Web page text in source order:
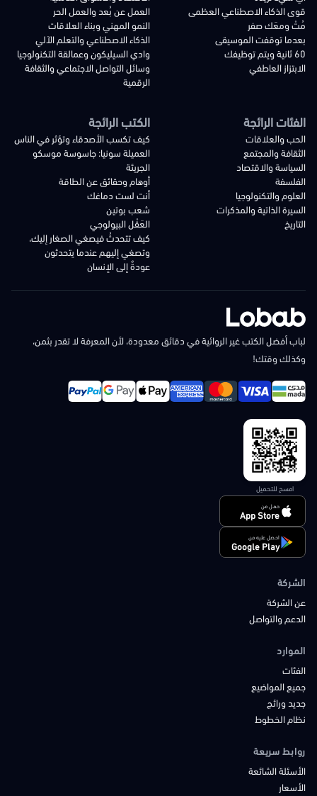
قوى الذكاء الاصطناعي العظمى
مُتْ ومعَك صفر
بعدما توقفت الموسيقى
60 ثانية ويتم توظيفك
الابتزاز العاطفي
العمل عن بُعد والعمل الحر
النمو المهني وبناء العلاقات
الذكاء الاصطناعي والتعلم الآلي
وادي السيليكون وعمالقة التكنولوجيا
وسائل التواصل الاجتماعي والثقافة
الرقمية
الفئات الرائجة
الحب والعلاقات
الثقافة والمجتمع
السياسة والاقتصاد
الفلسفة
العلوم والتكنولوجيا
السيرة الذاتية والمذكرات
التاريخ
الكتب الرائجة
كيف تكسب الأصدقاء وتؤثر في الناس
العميلة سونيا: جاسوسة موسكو
الجريئة
أوهام وحقائق عن الطاقة
أنت لست دماغك
شعب بوتين
العَقْل البيولوجي
كيف تتحدثُ فيصغي الصغار إليك،
وتصغي إليهم عندما يتحدثون
عودةٌ إلى الإنسان
لباب أفضل الكتب غير الروائية في دقائق معدودة، لأن المعرفة لا تقدر بثمن،
وكذلك وقتك!
امسح للتحميل
حمل من
App Store
احصل عليه من
Google Play
الشركة
عن الشركة
الدعم والتواصل
الموارد
الفئات
جميع المواضيع
جديد ورائج
نظام الخطوط
روابط سريعة
الأسئلة الشائعة
الأسعار